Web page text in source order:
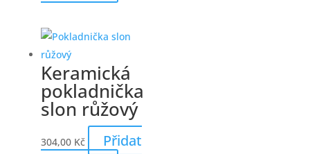
Keramická
pokladnička
slon růžový
304,00 Kč
Přidat